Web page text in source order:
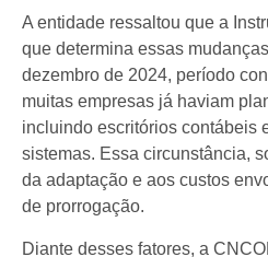
A entidade ressaltou que a
que determina essas
dezembro de 2024, período
muitas empresas já haviam
incluindo escritórios contábeis
sistemas. Essa circunstância,
da adaptação e aos custos
de prorrogação.
Diante desses fatores, a